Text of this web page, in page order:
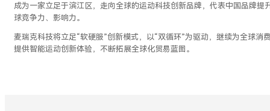
成为一家立足于滨江区，走向全球的运动科技创新品牌，代表中国品牌提
球竞争力、影响力。
麦瑞克科技将立足“软硬服”创新模式，以“双循环”为驱动，继续为全球消
提供智能运动创新体验，不断拓展全球化贸易蓝图。